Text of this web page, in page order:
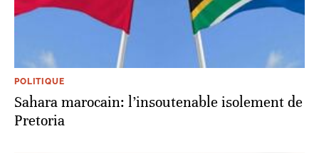
POLITIQUE
Sahara marocain: l’insoutenable isolement de
Pretoria